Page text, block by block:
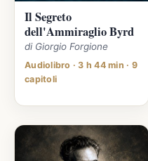
Il Segreto
dell'Ammiraglio Byrd
di Giorgio Forgione
Audiolibro · 3 h 44 min · 9
capitoli